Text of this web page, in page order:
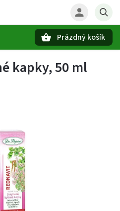
Prázdný košík
kapky, 50 ml